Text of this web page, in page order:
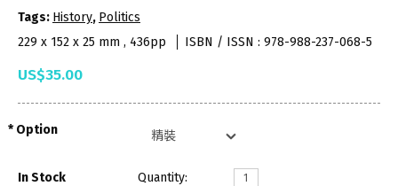
Tags: History, Politics
229 x 152 x 25 mm , 436pp
ISBN / ISSN : 978-988-237-068-5
US$35.00
Option
In Stock Quantity: